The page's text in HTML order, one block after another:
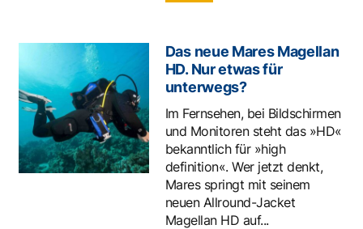
Das neue Mares Magellan
HD. Nur etwas für
unterwegs?
Im Fernsehen, bei Bildschirmen
und Monitoren steht das »HD«
bekanntlich für »high
definition«. Wer jetzt denkt,
Mares springt mit seinem
neuen Allround-Jacket
Magellan HD auf...